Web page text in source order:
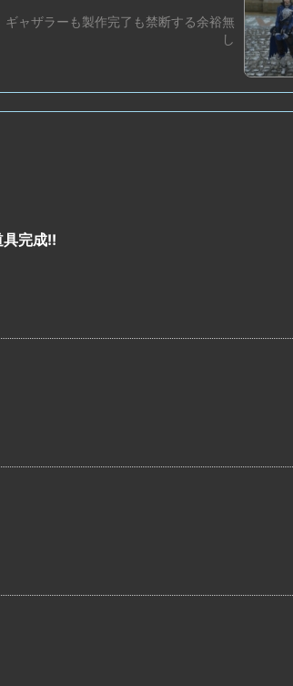
ギャザラーも製作完了も禁断する余裕無
し
完成!!